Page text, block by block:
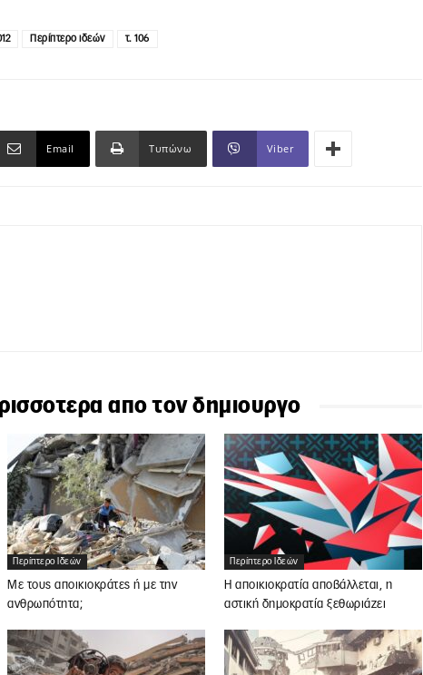
Περίπτερο ιδεών τ. 106
Email Τυπώνω Viber
απο τον δημιουργο
Περίπτερο Ιδεών
Με τους αποικιοκράτες ή με την
ανθρωπότητα;
Περίπτερο Ιδεών
Η αποικιοκρατία αποβάλλεται, η
αστική δημοκρατία ξεθωριάζει